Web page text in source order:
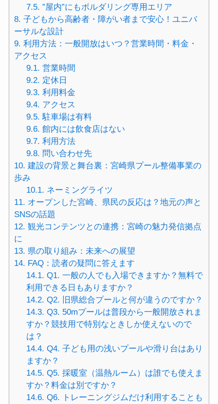
7.5. ”屋内”にもボルダリング専用エリア
8. 子どもから高齢者・障がい者まで安心！ユニバ
ーサルな設計
9. 利用方法：一般開放はいつ？営業時間・料金・
アクセス
9.1. 営業時間
9.2. 定休日
9.3. 利用料金
9.4. アクセス
9.5. 駐車場は有料
9.6. 館内には飲食店はない
9.7. 利用方法
9.8. 問い合わせ先
10. 建設の背景と舞台裏：宮崎県プール整備事業の
歩み
10.1. ネーミングライツ
11. オープンした宮崎、県民の反応は？地元の声と
SNSの話題
12. 観光コンテンツとの連携：宮崎の魅力発信拠点
に
13. 県の取り組み：未来への展望
14. FAQ：読者の疑問に答えます
14.1. Q1. 一般の人でも入場できますか？無料で
利用できる日もありますか？
14.2. Q2. 旧県総合プールと何が違うのですか？
14.3. Q3. 50mプールは普段から一般開放されま
すか？競技用で特別なときしか使えないので
は？
14.4. Q4. 子ども用の浅いプールや滑り台はあり
ますか？
14.5. Q5. 採暖室（温熱ルーム）は誰でも使えま
すか？料金は別ですか？
14.6. Q6. トレーニングジムだけ利用することも